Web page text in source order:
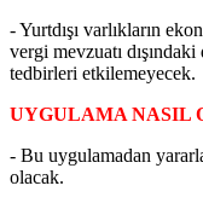
- Yurtdışı varlıkların
vergi mevzuatı
tedbirleri etkilemeyecek.
UYGULAMA NASIL
- Bu uygulamadan
olacak.